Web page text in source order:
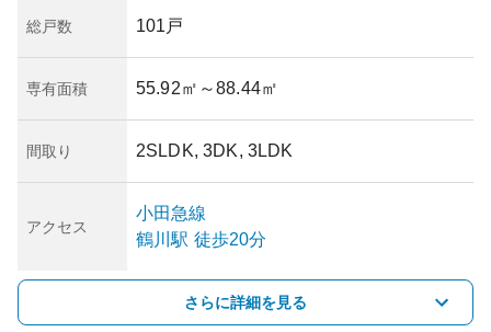
総戸数 101戸
専有面積 55.92㎡ ～88.44㎡
間取り 2SLDK, 3DK, 3LDK
アクセス
小田急線
鶴川駅 徒歩20分
さらに詳細を見る